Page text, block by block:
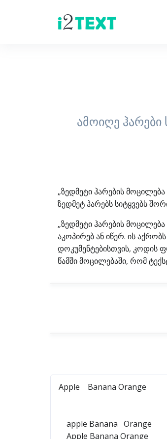
ამოიღე
„ზედმეტი ჰარების
ზედმეტ ჰარებს სიტყვებს
„ზედმეტი ჰარების
აკოპირებ ან იწერ. ის
დოკუმენტებისთვის, კოდის
წამში მოცილებაში, რომ